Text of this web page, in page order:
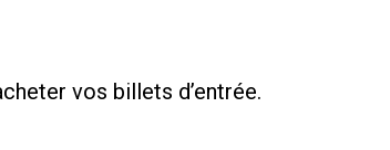
vos billets d’entrée.